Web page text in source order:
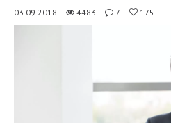
03.09.2018 4483 7 175